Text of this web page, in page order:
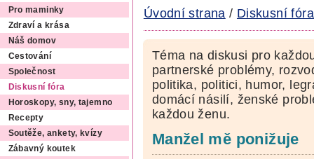
Pro maminky
Zdraví a krása
Náš domov
Cestování
Společnost
Diskusní fóra
Horoskopy, sny, tajemno
Recepty
Soutěže, ankety, kvízy
Zábavný koutek
Úvodní strana / Diskusní fóra
Téma na diskusi pro
partnerské problémy,
politika, politici, humor,
domácí násilí, ženské
každou ženu.
Manžel mě ponižuje